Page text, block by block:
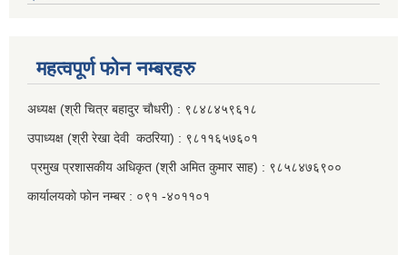
महत्वपूर्ण फाेन नम्बरहरु
अध्यक्ष (श्री चित्र बहादुर चाैधरी) : ९८४८४५९६१८
उपाध्यक्ष (श्री रेखा देवी कठरिया) : ९८११६५७६०१
प्रमुख प्रशासकीय अधिकृत (श्री अमित कुमार साह) : ९८५८४७६९००
कार्यालयकाे फाेन नम्बर : ०९१ -४०११०१